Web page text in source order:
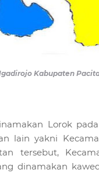
Kabupaten
Lorok
lain yakni
tersebut,
dinamakan